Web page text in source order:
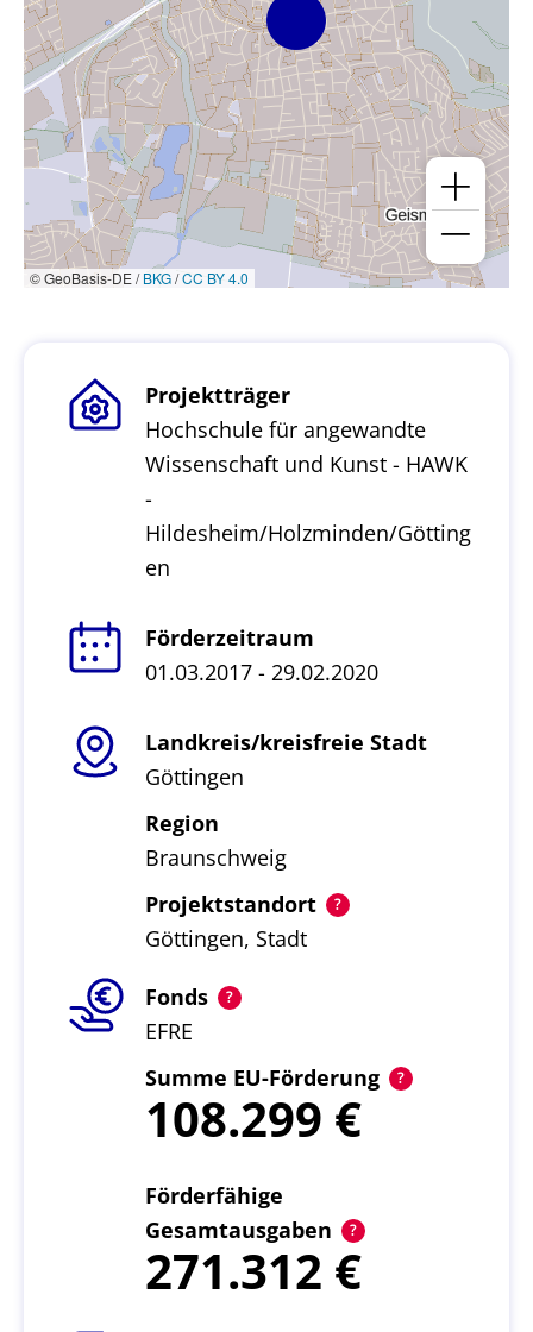
© GeoBasis-DE /BKG/CC BY 4.0
Projektträger
Hochschule für angewandte
Wissenschaft und Kunst - HAWK
-
Hildesheim/Holzminden/Götting
en
Förderzeitraum
01.03.2017 - 29.02.2020
Landkreis/kreisfreie Stadt
Göttingen
Region
Braunschweig
Projektstandort
Göttingen, Stadt
Fonds
EFRE
Summe EU-Förderung
108.299
Förderfähige
Gesamtausgaben
271.312